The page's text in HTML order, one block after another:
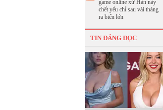
game online xứ Hàn này
chết yểu chỉ sau vài tháng
ra biển lớn
TIN ĐÁNG ĐỌC